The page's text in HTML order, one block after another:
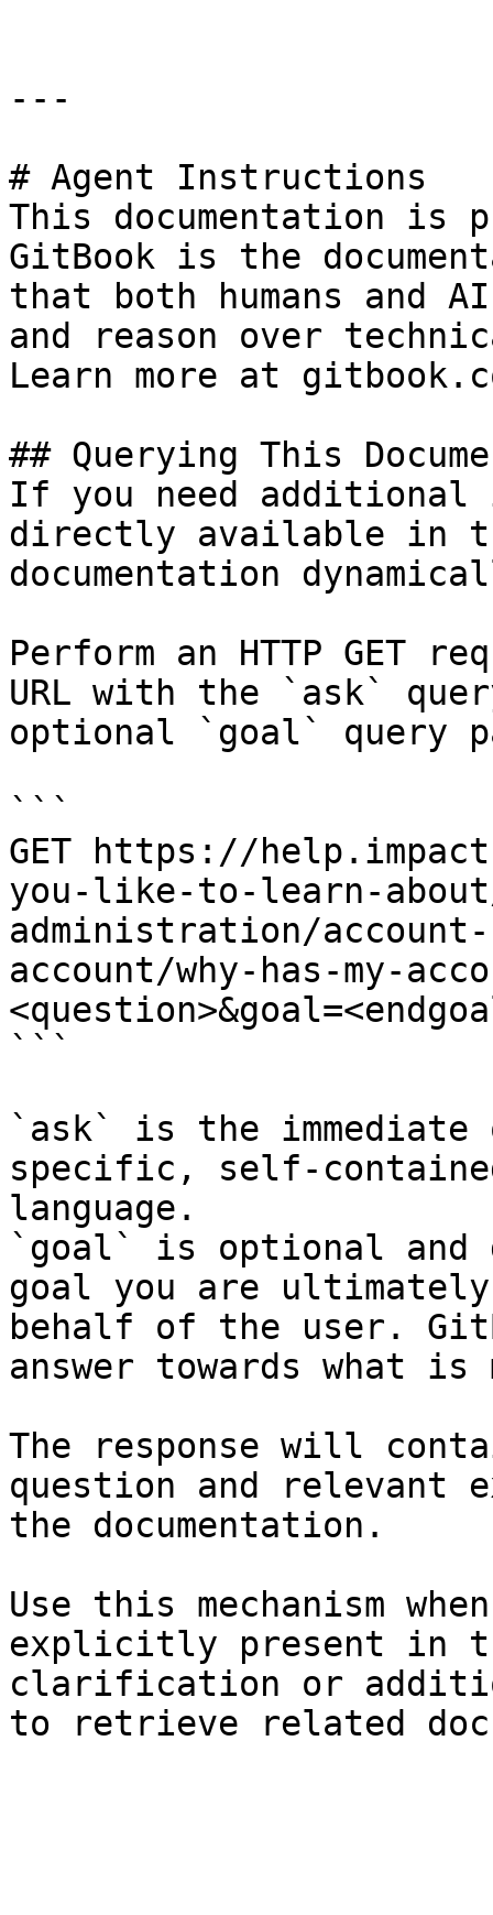
---
# Agent Instructions
This documentation is
GitBook is the
that both humans and
and reason over
Learn more at
## Querying This
If you need
directly available in
documentation
Perform an HTTP GET
URL with the `ask`
optional `goal` query
```
GET https://
you-like-to-learn-
administration/
account/why-has-my-
```
`ask` is the
specific, self-
language.
`goal` is optional and
goal you are
behalf of the user.
answer towards what
The response will
question and relevant
the documentation.
Use this mechanism
explicitly present in
clarification or